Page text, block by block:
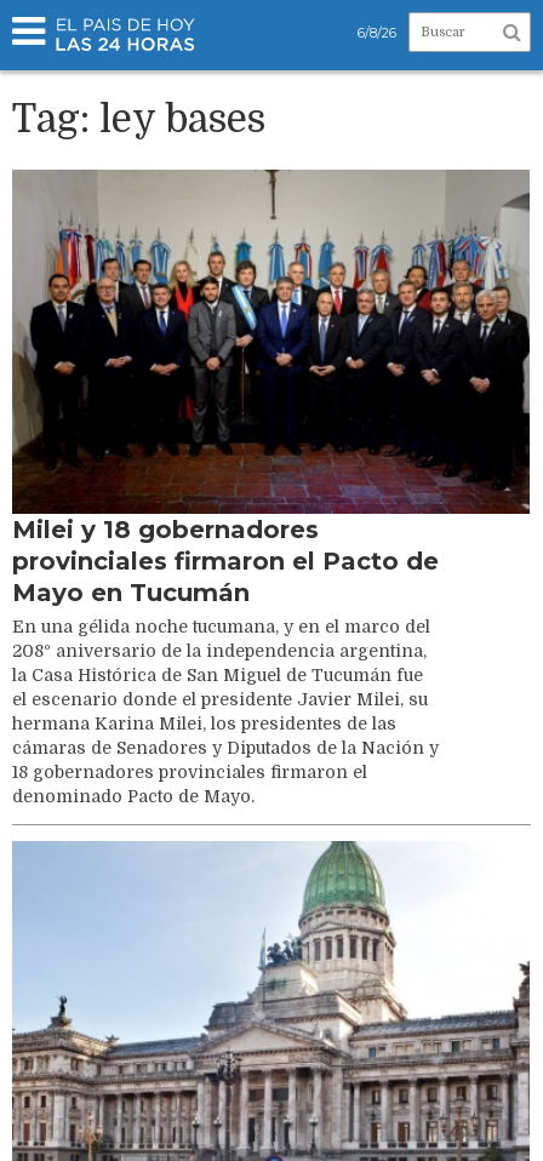
6/8/26
Tag: ley bases
Milei y 18 gobernadores
provinciales firmaron el Pacto de
Mayo en Tucumán
En una gélida noche tucumana, y en el marco del
208º aniversario de la independencia argentina,
la Casa Histórica de San Miguel de Tucumán fue
el escenario donde el presidente Javier Milei, su
hermana Karina Milei, los presidentes de las
cámaras de Senadores y Diputados de la Nación y
18 gobernadores provinciales firmaron el
denominado Pacto de Mayo.